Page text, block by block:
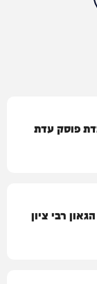
פוסק עדת
רבי ציון